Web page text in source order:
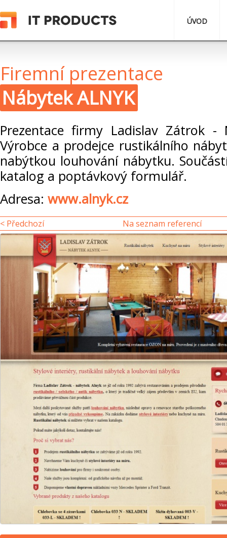
Firemní prezentace
Nábytek ALNYK
Prezentace firmy Ladislav Zátrok -
Výrobce a prodejce rustikálního
nabýtkou louhování nábytku.
katalog a poptávkový formulář.
Adresa: www.alnyk.cz
< Předchozí Na seznam referencí
ÚVOD